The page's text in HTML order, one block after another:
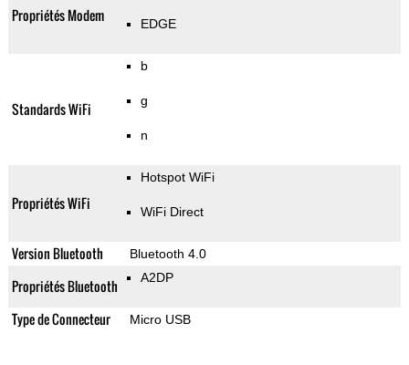
Propriétés Modem EDGE
Standards WiFi
b
g
n
Propriétés WiFi
Hotspot WiFi
WiFi Direct
Version Bluetooth Bluetooth 4.0
Propriétés Bluetooth A2DP
Type de Connecteur Micro USB